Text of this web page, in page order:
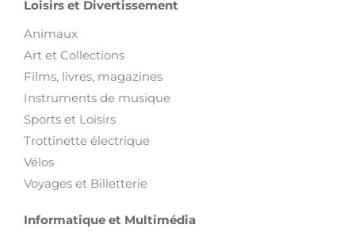
Loisirs et Divertissement
Animaux
Art et Collections
Films, livres, magazines
Instruments de musique
Sports et Loisirs
Trottinette électrique
Vélos
Voyages et Billetterie
Informatique et Multimédia